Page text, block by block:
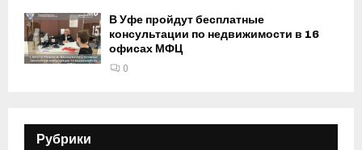
В Уфе пройдут бесплатные
консультации по недвижимости в 16
офисах МФЦ
0
Рубрики